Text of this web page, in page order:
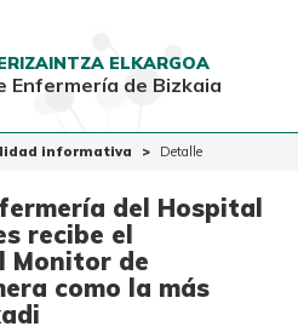
ELKARGOA
Enfermería de Bizkaia
informativa Detalle
del Hospital
recibe el
Monitor de
como la más